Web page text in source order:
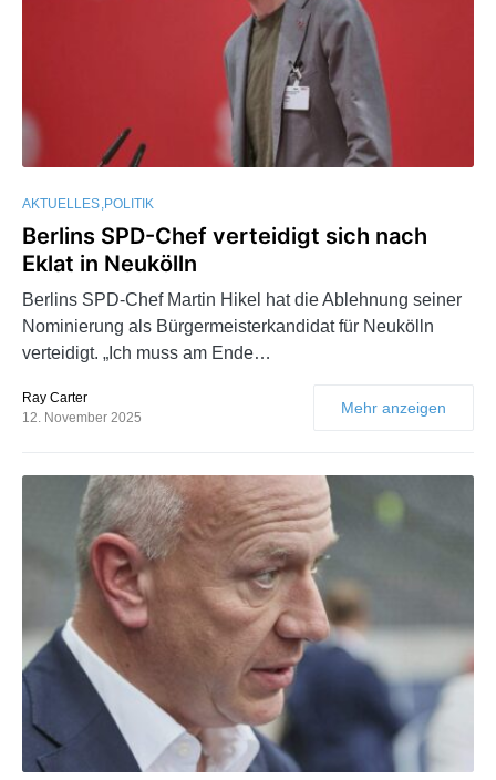
AKTUELLES POLITIK
Berlins SPD-Chef verteidigt sich nach
Eklat in Neukölln
Berlins SPD-Chef Martin Hikel hat die Ablehnung seiner
Nominierung als Bürgermeisterkandidat für Neukölln
verteidigt. „Ich muss am Ende…
Ray Carter
12. November 2025
Mehr anzeigen